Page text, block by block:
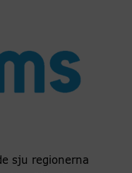
sju regionerna